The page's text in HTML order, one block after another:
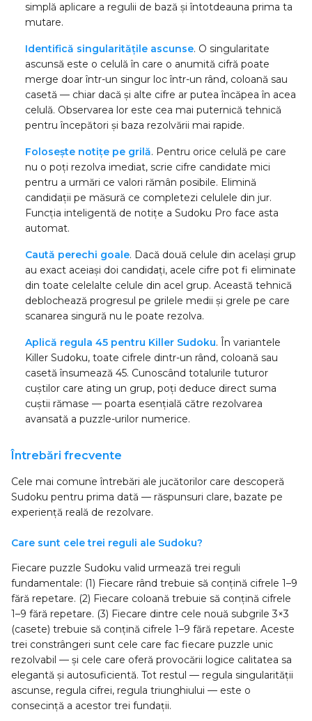
simplă aplicare a regulii de bază și întotdeauna prima ta
mutare.
Identifică singularitățile ascunse. O singularitate
ascunsă este o celulă în care o anumită cifră poate
merge doar într-un singur loc într-un rând, coloană sau
casetă — chiar dacă și alte cifre ar putea încăpea în acea
celulă. Observarea lor este cea mai puternică tehnică
pentru începători și baza rezolvării mai rapide.
Folosește notițe pe grilă. Pentru orice celulă pe care
nu o poți rezolva imediat, scrie cifre candidate mici
pentru a urmări ce valori rămân posibile. Elimină
candidații pe măsură ce completezi celulele din jur.
Funcția inteligentă de notițe a Sudoku Pro face asta
automat.
Caută perechi goale. Dacă două celule din același grup
au exact aceiași doi candidați, acele cifre pot fi eliminate
din toate celelalte celule din acel grup. Această tehnică
deblochează progresul pe grilele medii și grele pe care
scanarea singură nu le poate rezolva.
Aplică regula 45 pentru Killer Sudoku. În variantele
Killer Sudoku, toate cifrele dintr-un rând, coloană sau
casetă însumează 45. Cunoscând totalurile tuturor
cuștilor care ating un grup, poți deduce direct suma
cuștii rămase — poarta esențială către rezolvarea
avansată a puzzle-urilor numerice.
Întrebări frecvente
Cele mai comune întrebări ale jucătorilor care descoperă
Sudoku pentru prima dată — răspunsuri clare, bazate pe
experiență reală de rezolvare.
Care sunt cele trei reguli ale Sudoku?
Fiecare puzzle Sudoku valid urmează trei reguli
fundamentale: (1) Fiecare rând trebuie să conțină cifrele 1–9
fără repetare. (2) Fiecare coloană trebuie să conțină cifrele
1–9 fără repetare. (3) Fiecare dintre cele nouă subgrile 3×3
(casete) trebuie să conțină cifrele 1–9 fără repetare. Aceste
trei constrângeri sunt cele care fac fiecare puzzle unic
rezolvabil — și cele care oferă provocării logice calitatea sa
elegantă și autosuficientă. Tot restul — regula singularității
ascunse, regula cifrei, regula triunghiului — este o
consecință a acestor trei fundații.